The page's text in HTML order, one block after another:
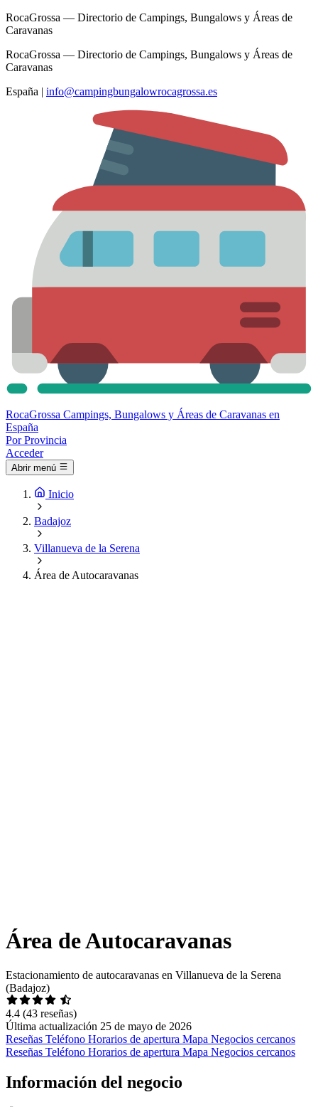
RocaGrossa — Directorio de Campings, Bungalows y Áreas de
Caravanas
RocaGrossa — Directorio de Campings, Bungalows y Áreas de
Caravanas
España | info@campingbungalowrocagrossa.es
RocaGrossa Campings, Bungalows y Áreas de Caravanas en
España
Por Provincia
Acceder
Abrir menú
Inicio
Badajoz
Villanueva de la Serena
Área de Autocaravanas
Área de Autocaravanas
Estacionamiento de autocaravanas en Villanueva de la Serena
(Badajoz)
4.4 (43 reseñas)
Última actualización 25 de mayo de 2026
Reseñas Teléfono Horarios de apertura Mapa Negocios cercanos
Reseñas Teléfono Horarios de apertura Mapa Negocios cercanos
Información del negocio